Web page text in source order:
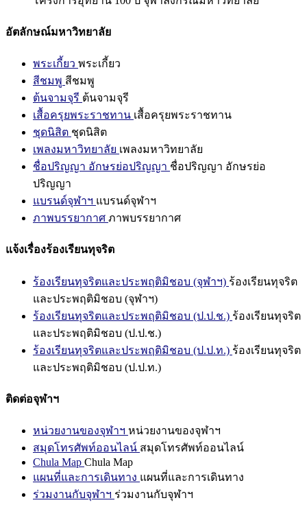
อัตลักษณ์มหาวิทยาลัย
พระเกี้ยว พระเกี้ยว
สีชมพู สีชมพู
ต้นจามจุรี ต้นจามจุรี
เสื้อครุยพระราชทาน เสื้อครุยพระราชทาน
ชุดนิสิต ชุดนิสิต
เพลงมหาวิทยาลัย เพลงมหาวิทยาลัย
ชื่อปริญญา อักษรย่อปริญญา ชื่อปริญญา อักษรย่อ
ปริญญา
แบรนด์จุฬาฯ แบรนด์จุฬาฯ
ภาพบรรยากาศ ภาพบรรยากาศ
แจ้งเรื่องร้องเรียนทุจริต
ร้องเรียนทุจริตและประพฤติมิชอบ (จุฬาฯ) ร้องเรียนทุจริต
และประพฤติมิชอบ (จุฬาฯ)
ร้องเรียนทุจริตและประพฤติมิชอบ (ป.ป.ช.) ร้องเรียนทุจริต
และประพฤติมิชอบ (ป.ป.ช.)
ร้องเรียนทุจริตและประพฤติมิชอบ (ป.ป.ท.) ร้องเรียนทุจริต
และประพฤติมิชอบ (ป.ป.ท.)
ติดต่อจุฬาฯ
หน่วยงานของจุฬาฯ หน่วยงานของจุฬาฯ
สมุดโทรศัพท์ออนไลน์ สมุดโทรศัพท์ออนไลน์
Chula Map Chula Map
แผนที่และการเดินทาง แผนที่และการเดินทาง
ร่วมงานกับจุฬาฯ ร่วมงานกับจุฬาฯ